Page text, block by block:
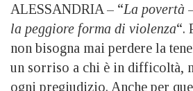
ALESSANDRIA – “La povertà
la peggiore forma di violenza“.
non bisogna mai perdere la
un sorriso a chi è in difficoltà,
ogni pregiudizio. Anche per